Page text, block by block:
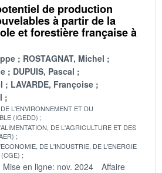
de production
à partir de la
et forestière française à
ROSTAGNAT, Michel
DUPUIS, Pascal
LAVARDE, Françoise
L'ENVIRONNEMENT ET DU
(IGEDD)
DE L'AGRICULTURE ET DES
DE L'INDUSTRIE, DE L'ENERGIE
Mise en ligne: nov. 2024
Affaire